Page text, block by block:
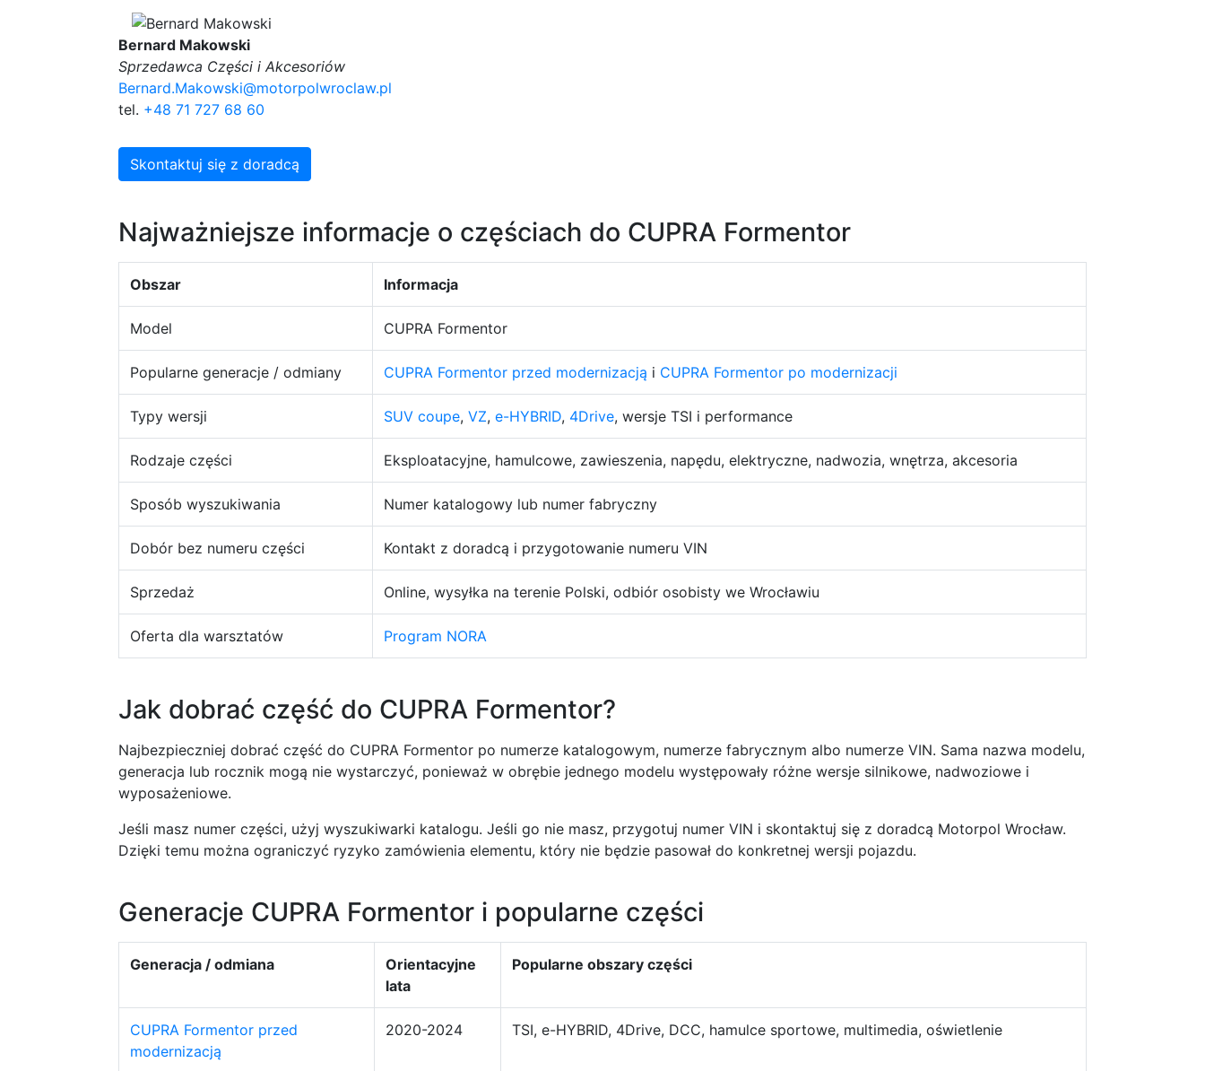
Bernard Makowski
Sprzedawca Części i Akcesoriów
Bernard.Makowski@motorpolwroclaw.pl
tel. +48 71 727 68 60
Skontaktuj się z doradcą
Najważniejsze informacje o częściach do CUPRA Formentor
Obszar Informacja
Model CUPRA Formentor
Popularne generacje / odmiany CUPRA Formentor przed modernizacją i CUPRA Formentor po modernizacji
Typy wersji SUV coupe, VZ, e-HYBRID, 4Drive, wersje TSI i performance
Rodzaje części Eksploatacyjne, hamulcowe, zawieszenia, napędu, elektryczne, nadwozia, wnętrza, akcesoria
Sposób wyszukiwania Numer katalogowy lub numer fabryczny
Dobór bez numeru części Kontakt z doradcą i przygotowanie numeru VIN
Sprzedaż Online, wysyłka na terenie Polski, odbiór osobisty we Wrocławiu
Oferta dla warsztatów Program NORA
Jak dobrać część do CUPRA Formentor?
Najbezpieczniej dobrać część do CUPRA Formentor po numerze katalogowym, numerze fabrycznym albo numerze VIN. Sama nazwa modelu,
generacja lub rocznik mogą nie wystarczyć, ponieważ w obrębie jednego modelu występowały różne wersje silnikowe, nadwoziowe i
wyposażeniowe.
Jeśli masz numer części, użyj wyszukiwarki katalogu. Jeśli go nie masz, przygotuj numer VIN i skontaktuj się z doradcą Motorpol Wrocław.
Dzięki temu można ograniczyć ryzyko zamówienia elementu, który nie będzie pasował do konkretnej wersji pojazdu.
Generacje CUPRA Formentor i popularne części
Generacja / odmiana
Orientacyjne
lata
Popularne obszary części
CUPRA Formentor przed
modernizacją
2020-2024 TSI, e-HYBRID, 4Drive, DCC, hamulce sportowe, multimedia, oświetlenie